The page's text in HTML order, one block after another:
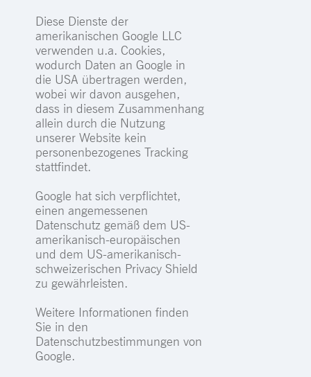
Diese Dienste der
amerikanischen Google LLC
verwenden u.a. Cookies,
wodurch Daten an Google in
die USA übertragen werden,
wobei wir davon ausgehen,
dass in diesem Zusammenhang
allein durch die Nutzung
unserer Website kein
personenbezogenes Tracking
stattfindet.
Google hat sich verpflichtet,
einen angemessenen
Datenschutz gemäß dem US-
amerikanisch-europäischen
und dem US-amerikanisch-
schweizerischen Privacy Shield
zu gewährleisten.
Weitere Informationen finden
Sie in den
Datenschutzbestimmungen von
Google.